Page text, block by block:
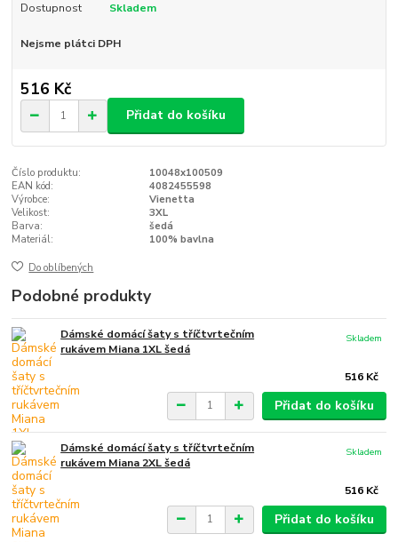
Dostupnost Skladem
Nejsme plátci DPH
516 Kč
Přidat do košíku
Číslo produktu:
10048x100509
EAN kód:
4082455598
Výrobce:
Vienetta
Velikost:
3XL
Barva:
šedá
Materiál:
100% bavlna
Do oblíbených
Podobné produkty
Dámské domácí šaty s tříčtvrtečním
rukávem Miana 1XL šedá
516 Kč
Skladem
Přidat do košíku
Dámské domácí šaty s tříčtvrtečním
rukávem Miana 2XL šedá
516 Kč
Skladem
Přidat do košíku